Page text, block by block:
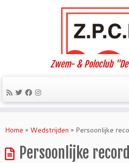
naar
Zwem- & Poloclub
Home » Wedstrijden » Persoonlijke
Persoonlijke